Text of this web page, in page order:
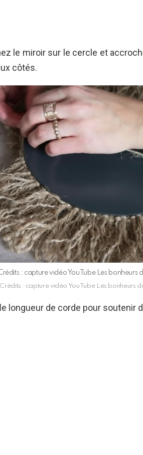
le miroir sur le cercle et
côtés.
: capture vidéo YouTube Les bonheurs
Crédits : capture vidéo YouTube Les bonheurs
longueur de corde pour soutenir